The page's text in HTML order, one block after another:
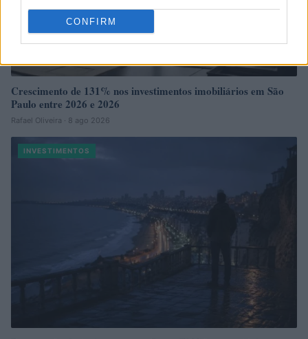
CONFIRM
Crescimento de 131% nos investimentos imobiliários em São
Paulo entre 2026 e 2026
Rafael Oliveira · 8 ago 2026
INVESTIMENTOS